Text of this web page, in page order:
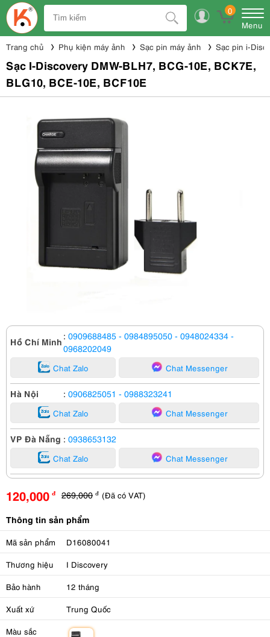
0
Menu
Trang chủ Phụ kiện máy ảnh Sạc pin máy ảnh Sạc pin i-
Sạc I-Discovery DMW-BLH7, BCG-10E, BCK7E,
BLG10, BCE-10E, BCF10E
Hồ Chí Minh : 0909688485 - 0984895050 - 0948024334 -
0968202049
Chat Zalo Chat Messenger
Hà Nội : 0906825051 - 0988323241
Chat Zalo Chat Messenger
VP Đà Nẵng : 0938653132
Chat Zalo Chat Messenger
120,000 đ 269,000 đ (Đã có VAT)
Thông tin sản phẩm
Mã sản phẩm D16080041
Thương hiệu I Discovery
Bảo hành 12 tháng
Xuất xứ Trung Quốc
Màu sắc